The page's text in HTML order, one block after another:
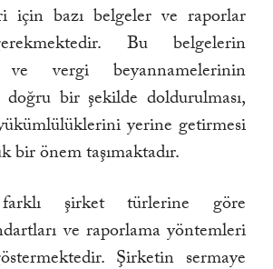
için bazı belgeler ve raporlar
Bu belgelerin
ve vergi beyannamelerinin
doğru bir şekilde doldurulması,
yerine getirmesi
bir önem taşımaktadır.
farklı şirket türlerine göre
ve raporlama yöntemleri
Şirketin sermaye